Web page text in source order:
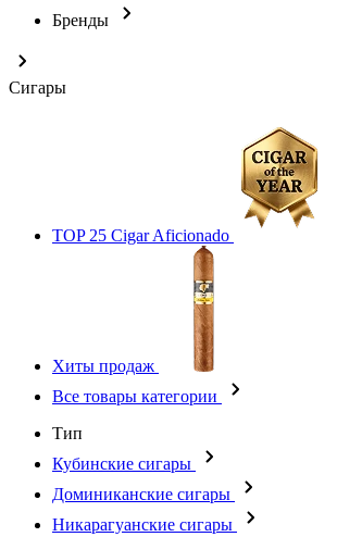
Бренды
Сигары
TOP 25 Cigar Aficionado
Хиты продаж
Все товары категории
Тип
Кубинские сигары
Доминиканские сигары
Никарагуанские сигары